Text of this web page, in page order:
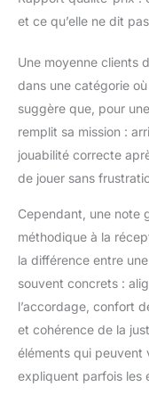
et ce qu’elle ne dit pas
Une moyenne clients
dans une catégorie
suggère que, pour
remplit sa mission :
jouabilité correcte
de jouer sans
Cependant, une note
méthodique à la
la différence entre
souvent concrets :
l’accordage, confort
et cohérence de la
éléments qui peuvent
expliquent parfois les